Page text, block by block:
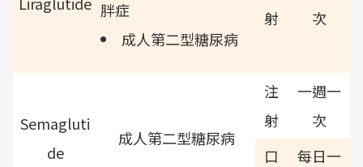
胖症
成人第二型糖尿病
射
次
Semagluti
de
成人第二型糖尿病
注
射
一週一
次
口
每日一